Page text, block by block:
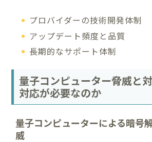
プロバイダーの技術開発体制
アップデート頻度と品質
長期的なサポート体制
量子コンピューター脅威と
対応が必要なのか
量子コンピューターによる暗号
威